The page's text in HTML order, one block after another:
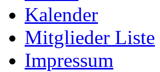
Kalender
Mitglieder Liste
Impressum